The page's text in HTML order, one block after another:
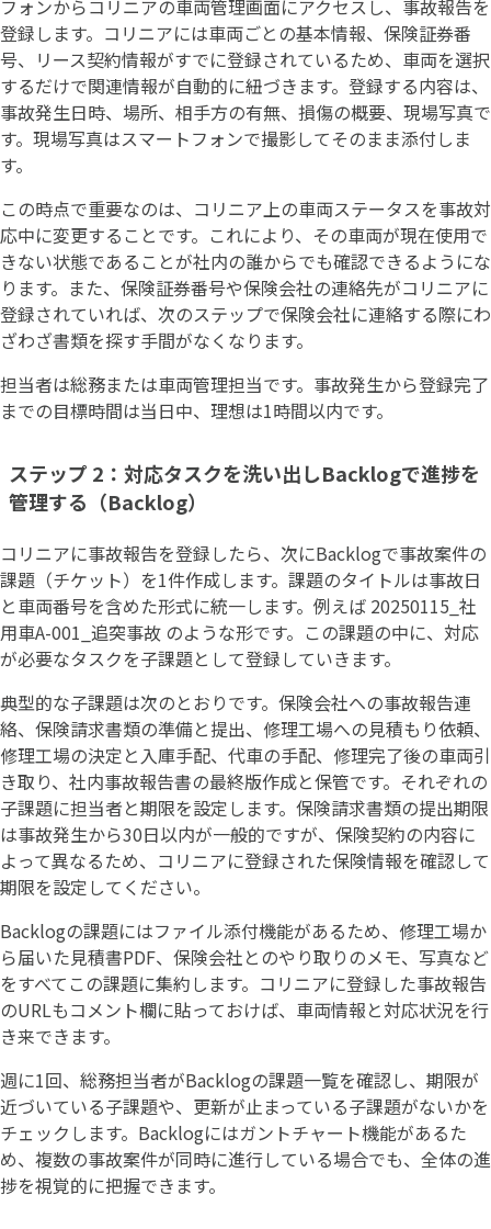
フォンからコリニアの車両管理画面にアクセスし、事故報告を
登録します。コリニアには車両ごとの基本情報、保険証券番
号、リース契約情報がすでに登録されているため、車両を選択
するだけで関連情報が自動的に紐づきます。登録する内容は、
事故発生日時、場所、相手方の有無、損傷の概要、現場写真で
す。現場写真はスマートフォンで撮影してそのまま添付しま
す。
この時点で重要なのは、コリニア上の車両ステータスを事故対
応中に変更することです。これにより、その車両が現在使用で
きない状態であることが社内の誰からでも確認できるようにな
ります。また、保険証券番号や保険会社の連絡先がコリニアに
登録されていれば、次のステップで保険会社に連絡する際にわ
ざわざ書類を探す手間がなくなります。
担当者は総務または車両管理担当です。事故発生から登録完了
までの目標時間は当日中、理想は1時間以内です。
ステップ 2：対応タスクを洗い出しBacklogで進捗を
管理する（Backlog）
コリニアに事故報告を登録したら、次にBacklogで事故案件の
課題（チケット）を1件作成します。課題のタイトルは事故日
と車両番号を含めた形式に統一します。例えば 20250115_社
用車A-001_追突事故 のような形です。この課題の中に、対応
が必要なタスクを子課題として登録していきます。
典型的な子課題は次のとおりです。保険会社への事故報告連
絡、保険請求書類の準備と提出、修理工場への見積もり依頼、
修理工場の決定と入庫手配、代車の手配、修理完了後の車両引
き取り、社内事故報告書の最終版作成と保管です。それぞれの
子課題に担当者と期限を設定します。保険請求書類の提出期限
は事故発生から30日以内が一般的ですが、保険契約の内容に
よって異なるため、コリニアに登録された保険情報を確認して
期限を設定してください。
Backlogの課題にはファイル添付機能があるため、修理工場か
ら届いた見積書PDF、保険会社とのやり取りのメモ、写真など
をすべてこの課題に集約します。コリニアに登録した事故報告
のURLもコメント欄に貼っておけば、車両情報と対応状況を行
き来できます。
週に1回、総務担当者がBacklogの課題一覧を確認し、期限が
近づいている子課題や、更新が止まっている子課題がないかを
チェックします。Backlogにはガントチャート機能があるた
め、複数の事故案件が同時に進行している場合でも、全体の進
捗を視覚的に把握できます。